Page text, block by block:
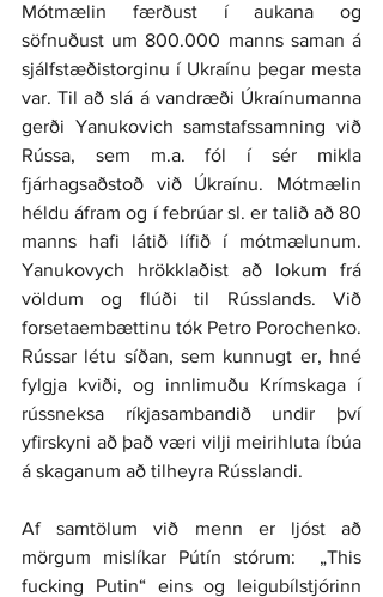
Mótmælin færðust í aukana og
söfnuðust um 800.000 manns saman á
sjálfstæðistorginu í Ukraínu þegar mesta
var. Til að slá á vandræði Úkraínumanna
gerði Yanukovich samstafssamning við
Rússa, sem m.a. fól í sér mikla
fjárhagsaðstoð við Úkraínu. Mótmælin
héldu áfram og í febrúar sl. er talið að 80
manns hafi látið lífið í mótmælunum.
Yanukovych hrökklaðist að lokum frá
völdum og flúði til Rússlands. Við
forsetaembættinu tók Petro Porochenko.
Rússar létu síðan, sem kunnugt er, hné
fylgja kviði, og innlimuðu Krímskaga í
rússneksa ríkjasambandið undir því
yfirskyni að það væri vilji meirihluta íbúa
á skaganum að tilheyra Rússlandi.
Af samtölum við menn er ljóst að
mörgum mislíkar Pútín stórum:  „This
fucking Putin“ eins og leigubílstjórinn